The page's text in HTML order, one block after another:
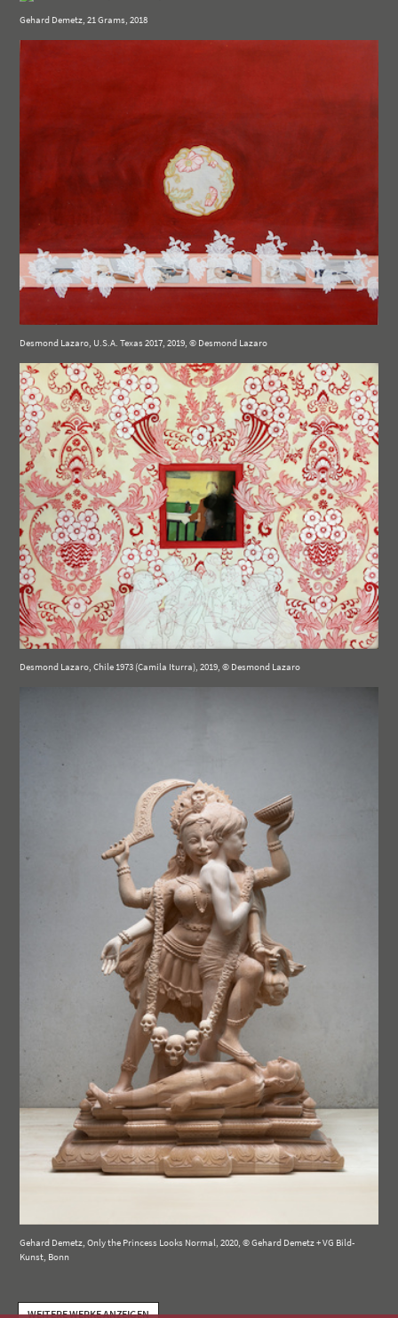
Gehard Demetz, 21 Grams, 2018
Desmond Lazaro, U.S.A. Texas 2017, 2019, © Desmond Lazaro
Desmond Lazaro, Chile 1973 (Camila Iturra), 2019, © Desmond Lazaro
Gehard Demetz, Only the Princess Looks Normal, 2020, © Gehard Demetz + VG Bild-
Kunst, Bonn
WEITERE WERKE ANZEIGEN